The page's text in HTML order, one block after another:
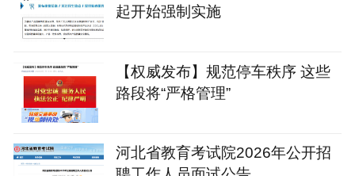
起开始强制实施
【权威发布】规范停车秩序 这些
路段将“严格管理”
河北省教育考试院2026年公开招